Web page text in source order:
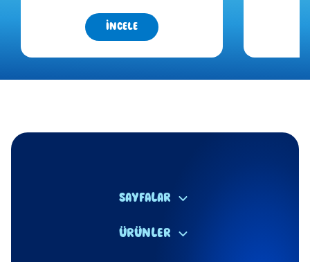
İNCELE
SAYFALAR
ÜRÜNLER